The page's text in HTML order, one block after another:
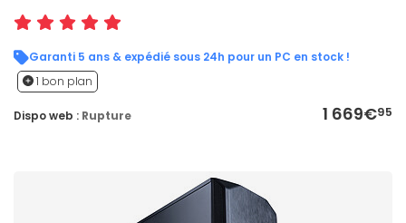
Garanti 5 ans & expédié sous 24h pour un PC en stock !
1 bon plan
1 669€95
Dispo web : Rupture